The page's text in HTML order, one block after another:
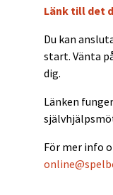
Länk till det
Du kan
start. Vänta
dig.
Länken
För mer info